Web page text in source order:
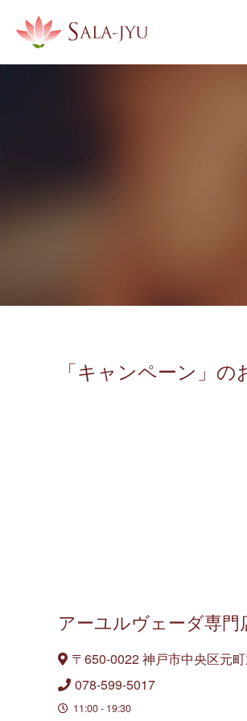
「キャンペーン」の
アーユルヴェーダ専門
〒650-0022 神戸市中央区元
078-599-5017
11:00 - 19:30